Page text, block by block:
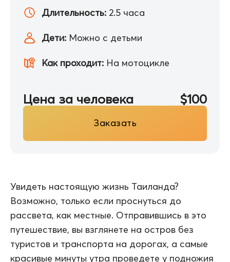
Увидеть настоящую жизнь Таиланда?
Возможно, только если проснуться до
рассвета, как местные. Отправившись в это
путешествие, вы взглянете на остров без
туристов и транспорта на дорогах, а самые
красивые минуты утра проведете у подножия
Длительность: 2.5 часа
Дети: Можно с детьми
Как проходит: На мотоцикле
Цена за человека $100
Заказать